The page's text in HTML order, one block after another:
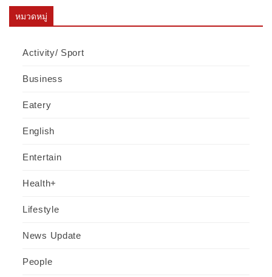
หมวดหมู่
Activity/ Sport
Business
Eatery
English
Entertain
Health+
Lifestyle
News Update
People